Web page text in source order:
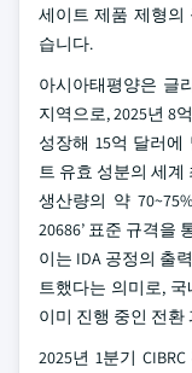
세이트 제품 제형의
습니다.
아시아태평양은 글
지역으로, 2025년 8
성장해 15억 달러
트 유효 성분의 세
생산량의 약
20686’ 표준 규격을
이는 IDA 공정의 출
트했다는 의미로,
이미 진행 중인 전환
2025년 1분기